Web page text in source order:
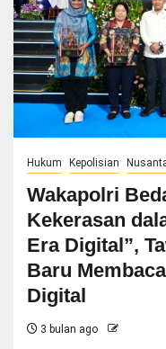
Hukum Kepolisian
Wakapolri
Kekerasan
Era Digital”,
Baru
Digital
3 bulan ago